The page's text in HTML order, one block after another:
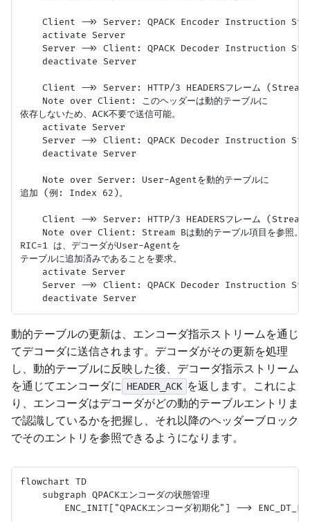
Client ->> Server: QPACK Encoder Instruction
    activate Server
Server ->> Client: QPACK Decoder Instruction
    deactivate Server
Client ->> Server: HTTP/3 HEADERSフレーム
    Note over Client: このヘッダーは動的テーブルに
依存しないため、ACK不要で送信可能。
    activate Server
Server ->> Client: QPACK Decoder Instruction
    deactivate Server
    Note over Server: User-Agentを動的テーブルに
追加 (例: Index 62)。
Client ->> Server: HTTP/3 HEADERSフレーム
    Note over Client: Stream Bは動的テーブル項目を参照。
RIC=1 は、デコーダがUser-Agentを
テーブルに追加済みであることを要求。
    activate Server
Server ->> Client: QPACK Decoder Instruction
動的テーブルの更新は、エンコーダ指示ストリームを通じ
てデコーダに送信されます。デコーダがその更新を処理
し、動的テーブルに反映した後、デコーダ指示ストリーム
を通じてエンコーダに
HEADER_ACK を返します。これによ
り、エンコーダはデコーダがどの動的テーブルエントリま
で認識しているかを把握し、それ以降のヘッダーブロック
でそのエントリを参照できるようになります。
flowchart TD
    subgraph QPACKエンコーダの状態管理
ENC_INIT["QPACKエンコーダ初期化"] -->